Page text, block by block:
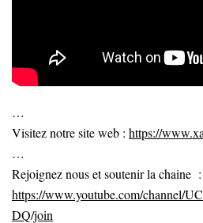
…
Visitez notre site web : https://
…
Rejoignez nous et soutenir la chaine :
https://www.youtube.com/channel/
DQ/join